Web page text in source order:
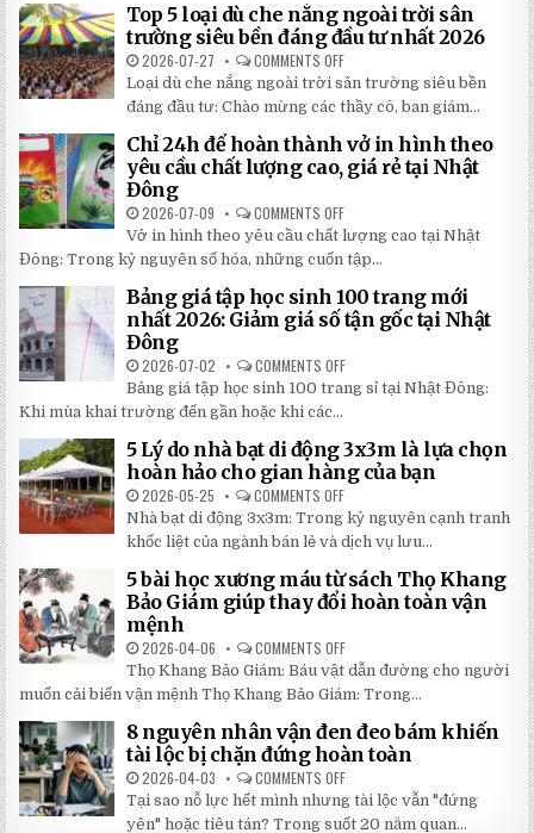
ĐỘNG
QUAY
TAY
TIẾT
2026:
5
BÍ
MẬT
GIÚP
BẠN
TIẾT
KHI
LẮP
ĐẶT
Top 5 loại dù che nắng ngoài trời sân
trường siêu bền đáng đầu tư nhất 2026
2026-07-27 COMMENTS OFF
TOP
5
LOẠI
DÙ
CHE
NẮNG
NGOÀI
TRỜI
BỀN
ĐÁNG
ĐẦU
NHẤT
2026
Loại dù che nắng ngoài trời sân trường siêu bền
đáng đầu tư: Chào mừng các thầy cô, ban giám...
Chỉ 24h để hoàn thành vở in hình theo
yêu cầu chất lượng cao, giá rẻ tại Nhật
Đông
2026-07-09 COMMENTS OFF
CHỈ
24H
ĐỂ
HOÀN
VỞ
IN
HÌNH
YÊU
CHẤT
LƯỢNG
RẺ
TẠI
NHẬT
ĐÔNG
Vở in hình theo yêu cầu chất lượng cao tại Nhật
Đông: Trong kỷ nguyên số hóa, những cuốn tập...
Bảng giá tập học sinh 100 trang mới
nhất 2026: Giảm giá số tận gốc tại Nhật
Đông
2026-07-02 COMMENTS OFF
BẢNG
GIÁ
100
TRANG
MỚI
2026:
GIẢM
GIÁ
SỐ
TẬN
GỐC
TẠI
NHẬT
Bảng giá tập học sinh 100 trang sỉ tại Nhật Đông:
Khi mùa khai trường đến gần hoặc khi các...
5 Lý do nhà bạt di động 3x3m là lựa chọn
hoàn hảo cho gian hàng của bạn
2026-05-25 COMMENTS OFF
5
LÝ
DO
NHÀ
BẠT
DI
ĐỘNG
3X3M
LỰA
HOÀN
HẢO
CHO
HÀNG
CỦA
BẠN
Nhà bạt di động 3x3m: Trong kỷ nguyên cạnh tranh
khốc liệt của ngành bán lẻ và dịch vụ lưu...
5 bài học xương máu từ sách Thọ Khang
Bảo Giám giúp thay đổi hoàn toàn vận
mệnh
2026-04-06 COMMENTS OFF
5
BÀI
HỌC
XƯƠNG
MÁU
TỪ
SÁCH
THỌ
BẢO
GIÁM
GIÚP
Thọ Khang Bảo Giám: Báu vật dẫn đường cho người
muốn cải biến vận mệnh Thọ Khang Bảo Giám: Trong...
8 nguyên nhân vận đen đeo bám khiến
tài lộc bị chặn đứng hoàn toàn
2026-04-03 COMMENTS OFF
NGUYÊN
NHÂN
Tại sao nỗ lực hết mình nhưng tài lộc vẫn "đứng
yên" hoặc tiêu tán? Trong suốt 20 năm quan...